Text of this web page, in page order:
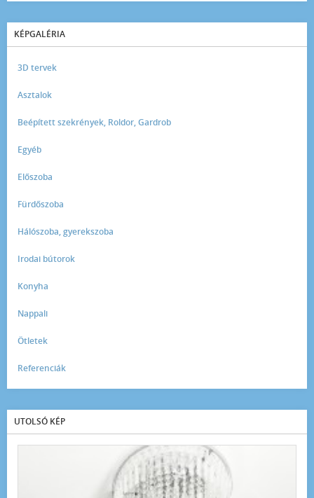
KÉPGALÉRIA
3D tervek
Asztalok
Beépített szekrények, Roldor, Gardrob
Egyéb
Előszoba
Fürdőszoba
Hálószoba, gyerekszoba
Irodai bútorok
Konyha
Nappali
Ötletek
Referenciák
UTOLSÓ KÉP